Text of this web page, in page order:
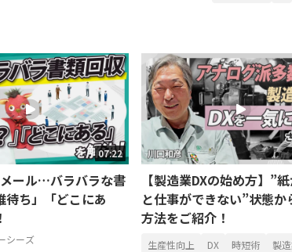
07:22
ール…バラバラな書
待ち」「どこにあ
シーズ
【製造業DXの始め方】”
と仕事ができない”状態か
方法をご紹介！
生産性向上 DX 時短術 製